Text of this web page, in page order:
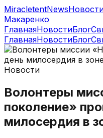
MiracletentNews
Макаренко
ГлавнаяНовостиБлог
ГлавнаяНовостиБлог
Новости
Волонтеры
поколение»
милосердия в